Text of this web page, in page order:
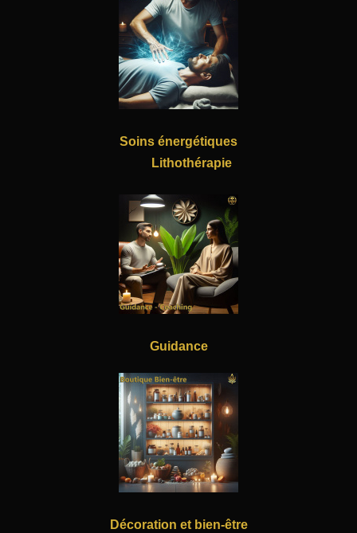
Soins énergétiques
Lithothérapie
Guidance
Décoration et bien-être